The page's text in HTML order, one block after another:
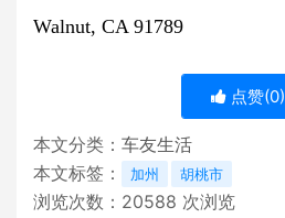
Walnut, CA 91789
点赞(0)
本文分类： 车友生活
本文标签：
加州 胡桃市
浏览次数： 20588 次浏览